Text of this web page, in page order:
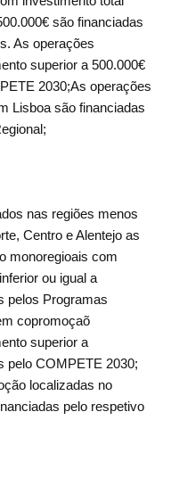
são financiadas
As operações
superior a 500.000€
2030;As operações
Lisboa são financiadas
nas regiões menos
Centro e Alentejo as
monoregioais com
ou igual a
pelos Programas
copromoçaõ
superior a
pelo COMPETE 2030;
localizadas no
pelo respetivo